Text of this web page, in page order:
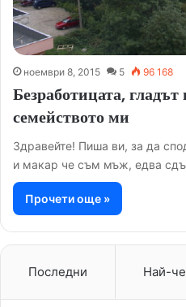
ноември 8, 2015 5 96 168
Безработицата,
семейството ми
Здравейте! Пиша ви, за да
и макар че съм мъж, едва
Прочети още »
Последни Най-